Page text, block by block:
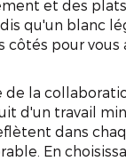
et des plats
qu'un blanc
côtés pour vous
la
d'un travail
dans
En